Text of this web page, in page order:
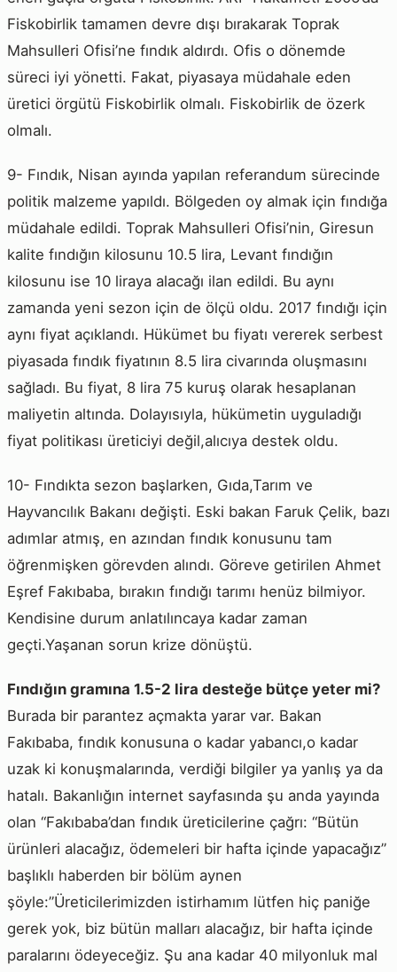
Fiskobirlik tamamen devre dışı bırakarak Toprak
Mahsulleri Ofisi’ne fındık aldırdı. Ofis o dönemde
süreci iyi yönetti. Fakat, piyasaya müdahale eden
üretici örgütü Fiskobirlik olmalı. Fiskobirlik de özerk
olmalı.
9- Fındık, Nisan ayında yapılan referandum sürecinde
politik malzeme yapıldı. Bölgeden oy almak için fındığa
müdahale edildi. Toprak Mahsulleri Ofisi’nin, Giresun
kalite fındığın kilosunu 10.5 lira, Levant fındığın
kilosunu ise 10 liraya alacağı ilan edildi. Bu aynı
zamanda yeni sezon için de ölçü oldu. 2017 fındığı için
aynı fiyat açıklandı. Hükümet bu fiyatı vererek serbest
piyasada fındık fiyatının 8.5 lira civarında oluşmasını
sağladı. Bu fiyat, 8 lira 75 kuruş olarak hesaplanan
maliyetin altında. Dolayısıyla, hükümetin uyguladığı
fiyat politikası üreticiyi değil,alıcıya destek oldu.
10- Fındıkta sezon başlarken, Gıda,Tarım ve
Hayvancılık Bakanı değişti. Eski bakan Faruk Çelik, bazı
adımlar atmış, en azından fındık konusunu tam
öğrenmişken görevden alındı. Göreve getirilen Ahmet
Eşref Fakıbaba, bırakın fındığı tarımı henüz bilmiyor.
Kendisine durum anlatılıncaya kadar zaman
geçti.Yaşanan sorun krize dönüştü.
Fındığın gramına 1.5-2 lira desteğe bütçe yeter mi?
Burada bir parantez açmakta yarar var. Bakan
Fakıbaba, fındık konusuna o kadar yabancı,o kadar
uzak ki konuşmalarında, verdiği bilgiler ya yanlış ya da
hatalı. Bakanlığın internet sayfasında şu anda yayında
olan “Fakıbaba’dan fındık üreticilerine çağrı: “Bütün
ürünleri alacağız, ödemeleri bir hafta içinde yapacağız”
başlıklı haberden bir bölüm aynen
şöyle:”Üreticilerimizden istirhamım lütfen hiç paniğe
gerek yok, biz bütün malları alacağız, bir hafta içinde
paralarını ödeyeceğiz. Şu ana kadar 40 milyonluk mal